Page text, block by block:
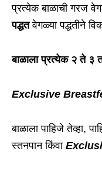
प्रत्येक बाळाची गरज
पद्धतवेगळ्या पद्धतीने
बाळाला प्रत्येक २ ते ३
Exclusive
बाळाला पाहिजे तेव्हा,
स्तनपान किंवा